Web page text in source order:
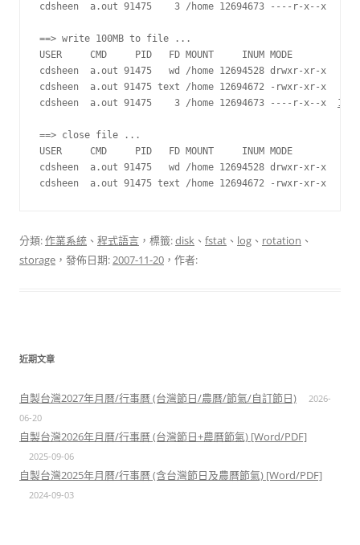
cdsheen  a.out 91475    3 /home 12694673 ----r-x--x
==> write 100MB to file ...
USER     CMD     PID   FD MOUNT     INUM MODE
cdsheen  a.out 91475   wd /home 12694528 drwxr-xr-x
cdsheen  a.out 91475 text /home 12694672 -rwxr-xr-x
cdsheen  a.out 91475    3 /home 12694673 ----r-x--x
==> close file ...
USER     CMD     PID   FD MOUNT     INUM MODE
cdsheen  a.out 91475   wd /home 12694528 drwxr-xr-x
分類:作業系統 、 程式語言 ，標籤:disk 、 fstat 、 log 、 rotation 、
storage ，發佈日期:2007-11-20 ，作者:
近期文章
自製台灣2027年月曆/行事曆 (台灣節日/農曆/節氣/自訂節日)
2026-
06-20
自製台灣2026年月曆/行事曆 (台灣節日+農曆節氣) [Word/PDF]
2025-09-06
自製台灣2025年月曆/行事曆 (含台灣節日及農曆節氣) [Word/PDF]
2024-09-03